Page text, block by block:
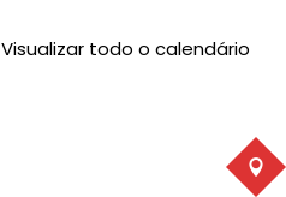
Visualizar todo o calendário